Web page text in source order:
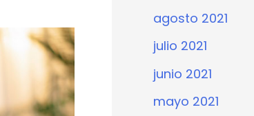
agosto 2021
julio 2021
junio 2021
mayo 2021